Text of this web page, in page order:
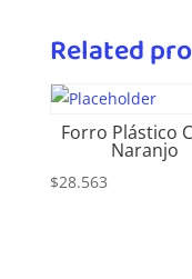
Related
Forro Plástico
Naranjo
$28.563